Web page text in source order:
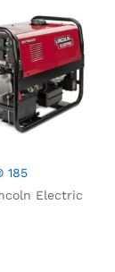
185
Electric